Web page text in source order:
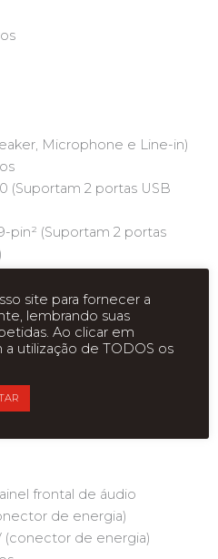
Microphone e Line-in)
(Suportam 2 portas USB
pin² (Suportam 2 portas
USB 3.0 para gabinetes,
não possui esta
portanto sua
de 480 Mb/s.
frontal de gabinete
frontal de áudio
de energia)
(conector de energia)
site para fornecer a
lembrando suas
Ao clicar em
a utilização de TODOS os